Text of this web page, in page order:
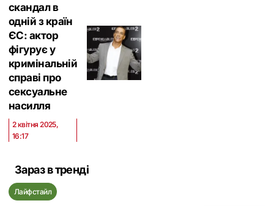
скандал в
одній з країн
ЄС: актор
фігурує у
кримінальній
справі про
сексуальне
насилля
2 квітня 2025,
16:17
Зараз в тренді
Лайфстайл